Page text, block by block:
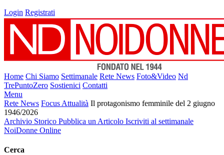
Login Registrati
Home Chi Siamo Settimanale Rete News Foto&Video Nd
TrePuntoZero Sostienici Contatti
Menu
Rete News Focus Attualità Il protagonismo femminile del 2 giugno
1946/2026
Archivio Storico Pubblica un Articolo Iscriviti al settimanale
NoiDonne Online
Cerca